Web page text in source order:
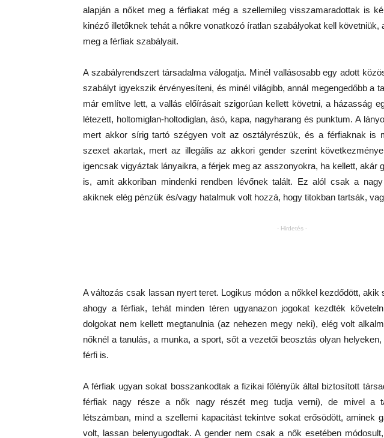
alapján a nőket meg a férfiakat még a szellemileg visszamaradottak is
kinéző illetőknek tehát a nőkre vonatkozó íratlan szabályokat kell követniük,
meg a férfiak szabályait.
A szabályrendszert társadalma válogatja. Minél vallásosabb egy adott
szabályt igyekszik érvényesíteni, és minél világibb, annál megengedőbb a
már említve lett, a vallás előírásait szigorúan kellett követni, a házasság
létezett, holtomiglan-holtodiglan, ásó, kapa, nagyharang és punktum. A
mert akkor sírig tartó szégyen volt az osztályrészük, és a férfiaknak is
szexet akartak, mert az illegális az akkori gender szerint
igencsak vigyáztak lányaikra, a férjek meg az asszonyokra, ha kellett, akár
is, amit akkoriban mindenki rendben lévőnek talált. Ez alól csak a
akiknek elég pénzük és/vagy hatalmuk volt hozzá, hogy titokban tartsák,
- Hirdetés -
A változás csak lassan nyert teret. Logikus módon a nőkkel kezdődött, akik
ahogy a férfiak, tehát minden téren ugyanazon jogokat kezdték
dolgokat nem kellett megtanulnia (az nehezen megy neki), elég volt
nőknél a tanulás, a munka, a sport, sőt a vezetői beosztás olyan
férfi is.
A férfiak ugyan sokat bosszankodtak a fizikai fölényük által biztosított
férfiak nagy része a nők nagy részét meg tudja verni), de mivel a
létszámban, mind a szellemi kapacitást tekintve sokat erősödött, aminek
volt, lassan belenyugodtak. A gender nem csak a nők esetében